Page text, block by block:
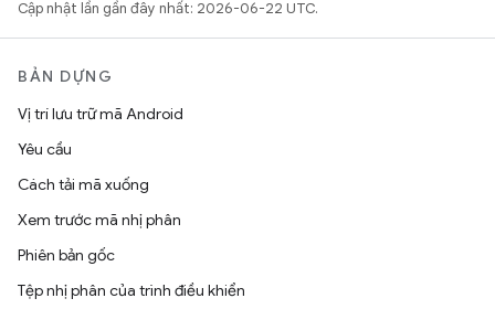
Cập nhật lần gần đây nhất: 2026-06-22 UTC.
BẢN DỰNG
Vị trí lưu trữ mã Android
Yêu cầu
Cách tải mã xuống
Xem trước mã nhị phân
Phiên bản gốc
Tệp nhị phân của trình điều khiển